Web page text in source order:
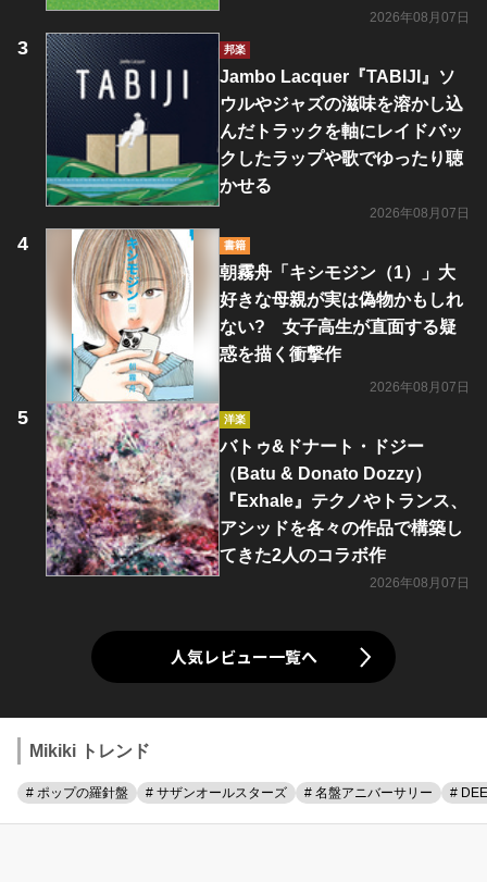
2026年08月07日
邦楽
Jambo Lacquer『TABIJI』ソ
ウルやジャズの滋味を溶かし込
んだトラックを軸にレイドバッ
クしたラップや歌でゆったり聴
かせる
2026年08月07日
書籍
朝霧舟「キシモジン（1）」大
好きな母親が実は偽物かもしれ
ない? 女子高生が直面する疑
惑を描く衝撃作
2026年08月07日
洋楽
バトゥ&ドナート・ドジー
（Batu & Donato Dozzy）
『Exhale』テクノやトランス、
アシッドを各々の作品で構築し
てきた2人のコラボ作
2026年08月07日
人気レビュー一覧へ
Mikiki トレンド
# ポップの羅針盤 # サザンオールスターズ # 名盤アニバーサリー #